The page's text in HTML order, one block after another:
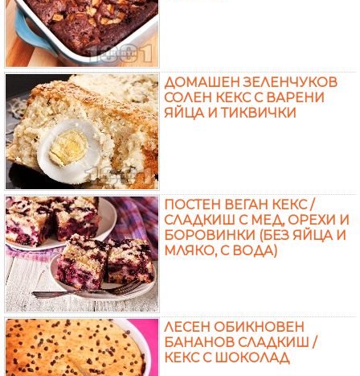
ДОМАШЕН ЗЕЛЕНЧУКОВ
СОЛЕН КЕКС С ВАРЕНИ
ЯЙЦА И ТИКВИЧКИ
ПОСТЕН ВЕГАН КЕКС /
СЛАДКИШ С МЕД, ОРЕХИ И
БОРОВИНКИ (БЕЗ ЯЙЦА И
МЛЯКО, С ВОДА)
ЛЕСЕН ОБИКНОВЕН
БАНАНОВ СЛАДКИШ /
КЕКС С ШОКОЛАД